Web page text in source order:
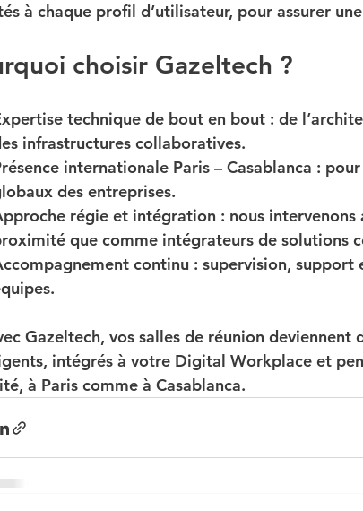
à chaque profil d’utilisateur, pour assurer
choisir Gazeltech ?
technique de bout en bout : de
infrastructures collaboratives.
internationale Paris – Casablanca :
des entreprises.
régie et intégration : nous
que comme intégrateurs de solutions
continu : supervision, support
Gazeltech, vos salles de réunion deviennent
, intégrés à votre Digital Workplace et
à Paris comme à Casablanca.